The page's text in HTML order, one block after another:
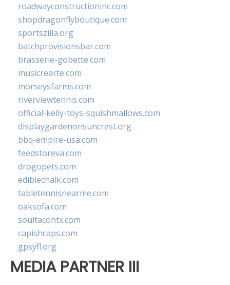
roadwayconstructioninc.com
shopdragonflyboutique.com
sportszilla.org
batchprovisionsbar.com
brasserie-gobette.com
musicrearte.com
morseysfarms.com
riverviewtennis.com
official-kelly-toys-squishmallows.com
displaygardenonsuncrest.org
bbq-empire-usa.com
feedstoreva.com
drogopets.com
ediblechalk.com
tabletennisnearme.com
oaksofa.com
soultacohtx.com
capishcaps.com
gpsyfl.org
MEDIA PARTNER III